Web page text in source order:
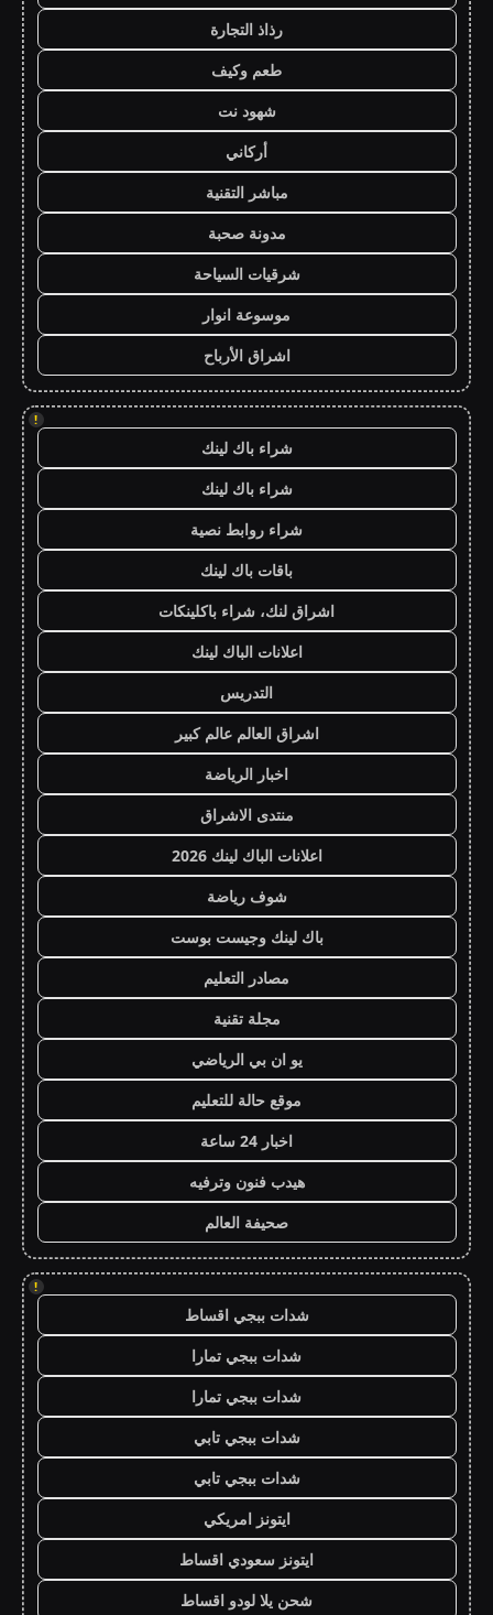
رذاذ التجارة
طعم وكيف
شهود نت
أركاني
مباشر التقنية
مدونة صحبة
شرقيات السياحة
موسوعة انوار
اشراق الأرباح
!
شراء باك لينك
شراء باك لينك
شراء روابط نصية
باقات باك لينك
اشراق لنك، شراء باكلينكات
اعلانات الباك لينك
التدريس
اشراق العالم عالم كبير
اخبار الرياضة
منتدى الاشراق
اعلانات الباك لينك 2026
شوف رياضة
باك لينك وجيست بوست
مصادر التعليم
مجلة تقنية
يو ان بي الرياضي
موقع حالة للتعليم
اخبار 24 ساعة
هيدب فنون وترفيه
صحيفة العالم
!
شدات ببجي اقساط
شدات ببجي تمارا
شدات ببجي تمارا
شدات ببجي تابي
شدات ببجي تابي
ايتونز امريكي
ايتونز سعودي اقساط
شحن يلا لودو اقساط